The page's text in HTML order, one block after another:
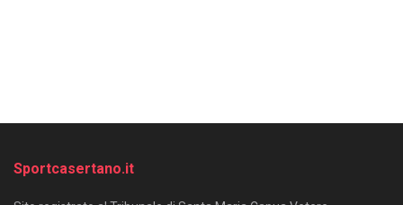
Sportcasertano.it